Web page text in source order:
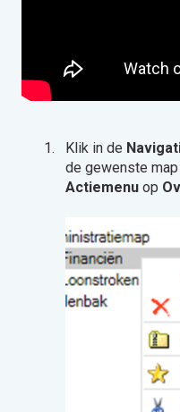
Klik in de
de gewenste
Actiemenu op